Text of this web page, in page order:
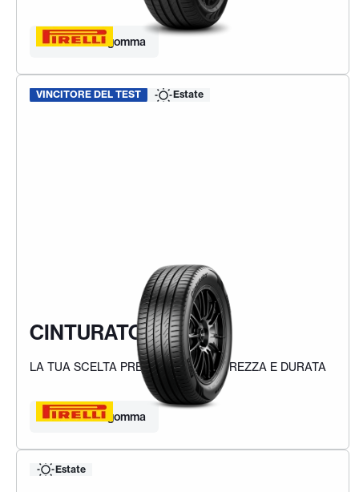
Trova la tua gomma
VINCITORE DEL TEST Estate
CINTURATO (C3)
LA TUA SCELTA PREMIUM PER SICUREZZA E DURATA
Trova la tua gomma
Estate